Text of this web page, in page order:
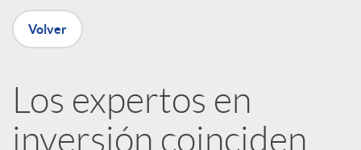
n
e
Volver
Los expertos en
inversión coinciden